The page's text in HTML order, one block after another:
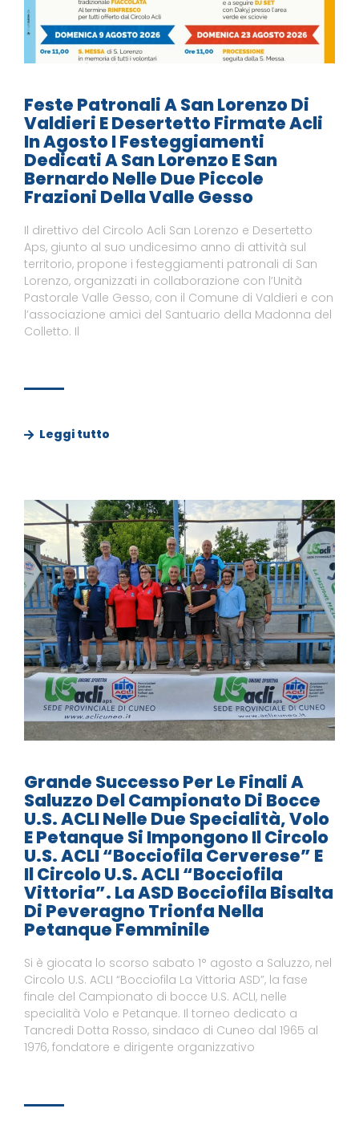
Feste Patronali A San Lorenzo Di
Valdieri E Desertetto Firmate Acli
In Agosto I Festeggiamenti
Dedicati A San Lorenzo E San
Bernardo Nelle Due Piccole
Frazioni Della Valle Gesso
Il direttivo del Circolo Acli San Lorenzo e Desertetto
Aps, giunto al suo undicesimo anno di attività sul
territorio, propone i festeggiamenti patronali di San
Lorenzo, organizzati in collaborazione con l’Unità
Pastorale Valle Gesso, con il Comune di Valdieri e con
l’associazione amici del Santuario della Madonna del
Colletto. Il
Leggi tutto
Grande Successo Per Le Finali A
Saluzzo Del Campionato Di Bocce
U.S. ACLI Nelle Due Specialità, Volo
E Petanque Si Impongono Il Circolo
U.S. ACLI “Bocciofila Cerverese” E
Il Circolo U.S. ACLI “Bocciofila
Vittoria”. La ASD Bocciofila Bisalta
Di Peveragno Trionfa Nella
Petanque Femminile
Si è giocata lo scorso sabato 1° agosto a Saluzzo, nel
Circolo U.S. ACLI “Bocciofila La Vittoria ASD”, la fase
finale del Campionato di bocce U.S. ACLI, nelle
specialità Volo e Petanque. Il torneo dedicato a
Tancredi Dotta Rosso, sindaco di Cuneo dal 1965 al
1976, fondatore e dirigente organizzativo